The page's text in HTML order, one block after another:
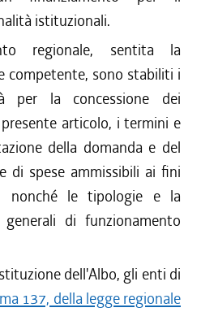
istituzionali.
regionale, sentita la
competente, sono stabiliti i
per la concessione dei
articolo, i termini e
della domanda e del
di spese ammissibili ai fini
nonché le tipologie e la
di funzionamento
dell'Albo, gli enti di
137, della legge regionale